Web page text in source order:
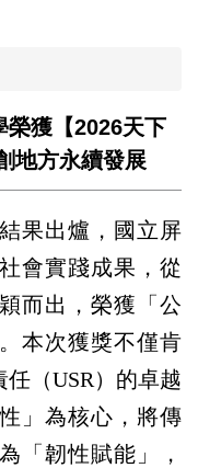
榮獲【2026天下
地方永續發展
果出爐，國立屏
會實踐成果，從
而出，榮獲「公
本次獲獎不僅肯
（USR）的卓越
」為核心，將傳
「韌性賦能」，